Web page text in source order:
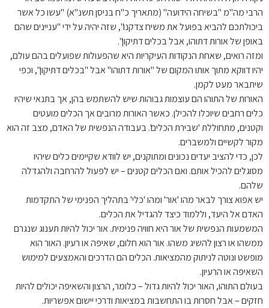
הרבי מה"מ "בשיחה הידועה" (מתאריך כ"ח בניסן תשנ"א) "עשו כל אשר
ביכולתכם להביא בפועל את משיח צדקנו", שזה יהיה על ידי "עניינים שהם
באופן של אורות דתוהו, אבל בכלים דתיקון".
ומזה רואים, שאחת הנקודות העיקריות היא שהפעולות שפועלים בהם עולם,
יהיו דווקא מתוך אותו המקום של "אורות דתוהו" אבל "בכלים דתיקון", וכפי
שיתבאר מעט לקמן.
האורות של התוהו הם עוצמות גבוהות שיש להשתמש בהן, אך בתנאי שיהיו
כלים רחבים שיוכלו להכילן. כאשר האורות מרובים אך הכלים מועטים
וקטנים, מתחוללת 'שבירת הכלים'. בעבודה הנפשית של האדם, מצב זה הוא
מקור לקשיים ולמשברים.
לכן, כדי להציב יעדים נכונים ומתוקנים, יש לוודא שקיימים כלים שיהיו
מסוגלים להכיל אותם. ואם הכלים קטנים – יש לפעול להרחבה ולהגדלה
שלהם.
יש אפוא צורך לבאר מהו 'אור' ומהו 'כלי' בתהליך הפנימי של התקדמות
האדם אל היעד, וללמוד כיצד להגדיל את הכלים.
המשמעות הנפשית של אור היא חוויה פנימית. אור יכול להיות תענוג שנגרם
ממשהו או רצון להשיג משהו. אור הוא חלום, שאיפה או רעיון. האור הוא
מופשט ונוטה לניתוק מהמציאות. הכלים הם הדרכים והאמצעים למימוש
השאיפה או הרעיון.
בעולם התוהו, האור יכול להיות גדול – כלומר, הרצון והשאיפה יכולים להיות
חזקים – אבל חסרות בו התחשבות במציאות ודרכי יישום אפשריות.